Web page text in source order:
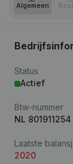
Algemeen
Status
Actief
Btw-nummer
NL 801911254
Laatste
2020